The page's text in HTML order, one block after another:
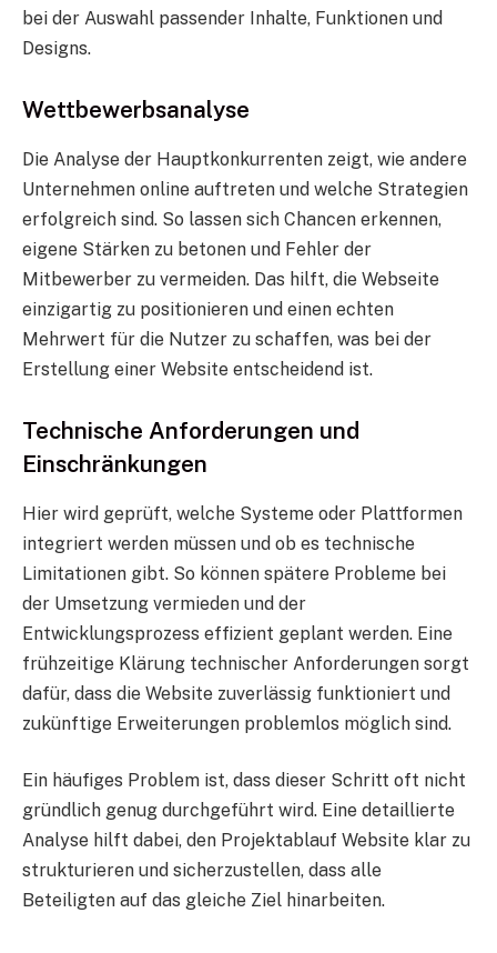
bei der Auswahl passender Inhalte, Funktionen und
Designs.
Wettbewerbsanalyse
Die Analyse der Hauptkonkurrenten zeigt, wie andere
Unternehmen online auftreten und welche Strategien
erfolgreich sind. So lassen sich Chancen erkennen,
eigene Stärken zu betonen und Fehler der
Mitbewerber zu vermeiden. Das hilft, die Webseite
einzigartig zu positionieren und einen echten
Mehrwert für die Nutzer zu schaffen, was bei der
Erstellung einer Website entscheidend ist.
Technische Anforderungen und
Einschränkungen
Hier wird geprüft, welche Systeme oder Plattformen
integriert werden müssen und ob es technische
Limitationen gibt. So können spätere Probleme bei
der Umsetzung vermieden und der
Entwicklungsprozess effizient geplant werden. Eine
frühzeitige Klärung technischer Anforderungen sorgt
dafür, dass die Website zuverlässig funktioniert und
zukünftige Erweiterungen problemlos möglich sind.
Ein häufiges Problem ist, dass dieser Schritt oft nicht
gründlich genug durchgeführt wird. Eine detaillierte
Analyse hilft dabei, den Projektablauf Website klar zu
strukturieren und sicherzustellen, dass alle
Beteiligten auf das gleiche Ziel hinarbeiten.